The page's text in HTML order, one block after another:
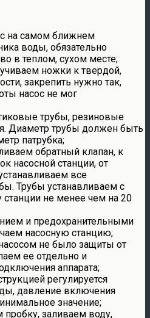
на самом ближнем
воды, обязательно
в теплом, сухом месте;
ножки к твердой,
закрепить нужно так,
насос не мог
трубы, резиновые
Диаметр трубы должен быть
патрубка;
обратный клапан, к
насосной станции, от
все
Трубы устанавливаем с
не менее чем на 20
и предохранительными
насосную станцию;
не было защиты от
ее отдельно и
аппарата;
регулируется
давление включения
значение;
пробку, заливаем воду,